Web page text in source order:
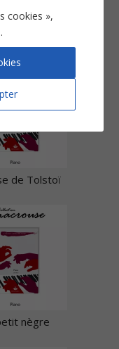
de Tolstoï
nègre
cookies »,